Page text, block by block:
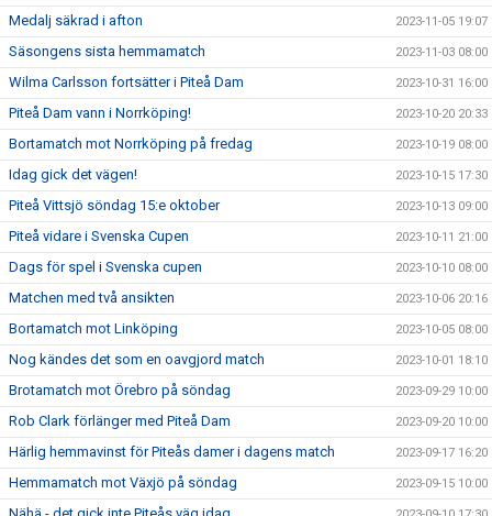
Medalj säkrad i afton 2023-11-05 19:07
Säsongens sista hemmamatch 2023-11-03 08:00
Wilma Carlsson fortsätter i Piteå Dam 2023-10-31 16:00
Piteå Dam vann i Norrköping! 2023-10-20 20:33
Bortamatch mot Norrköping på fredag 2023-10-19 08:00
Idag gick det vägen! 2023-10-15 17:30
Piteå Vittsjö söndag 15:e oktober 2023-10-13 09:00
Piteå vidare i Svenska Cupen 2023-10-11 21:00
Dags för spel i Svenska cupen 2023-10-10 08:00
Matchen med två ansikten 2023-10-06 20:16
Bortamatch mot Linköping 2023-10-05 08:00
Nog kändes det som en oavgjord match 2023-10-01 18:10
Brotamatch mot Örebro på söndag 2023-09-29 10:00
Rob Clark förlänger med Piteå Dam 2023-09-20 10:00
Härlig hemmavinst för Piteås damer i dagens match 2023-09-17 16:20
Hemmamatch mot Växjö på söndag 2023-09-15 10:00